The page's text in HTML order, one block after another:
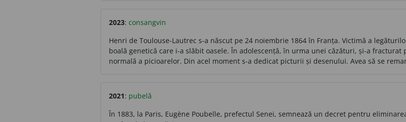
2023: consangvin
Henri de Toulouse-Lautrec s-a născut pe 24 noiembrie 1864 în Franța. Victimă a
boală genetică care i-a slăbit oasele. În adolescență, în urma unei căzături, și-a fracturat
normală a picioarelor. Din acel moment s-a dedicat picturii și desenului. Avea să se
2021: pubelă
În 1883, la Paris, Eugène Poubelle, prefectul Senei, semnează un decret pentru